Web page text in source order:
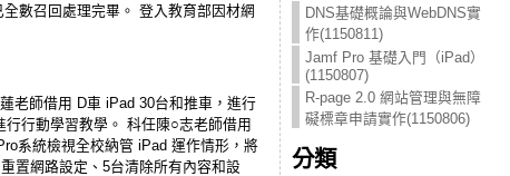
數召回處理完畢。 登入教育部因材網
老師借用 D車 iPad 30台和推車，進行
行動學習教學。 科任陳○志老師借用
系統檢視全校納管 iPad 運作情形，將
置網路設定、5台清除所有內容和設
DNS基礎概論與WebDNS實
作(1150811)
Jamf Pro 基礎入門（iPad）
(1150807)
R-page 2.0 網站管理與無障
礙標章申請實作(1150806)
分類